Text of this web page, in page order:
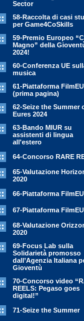
Sector
58-Raccolta di casi
per Game4CoSkills
59-Premio Europeo
Magno” della
2024!
60-Conferenza UE
musica
61-Piattaforma FilmEU
(prima pagina)
62-Seize the Summer
Eures 2024
63-Bando MIUR su
assistenti di lingua
all'estero
64-Concorso RARE
65-Valutazione
2020
66-Piattaforma FilmEU
67-Piattaforma FilmEU
68-Valutazione
2020
69-Focus Lab sulla
Solidarietà promosso
dall’Agenzia Italiana
Gioventù
70-Concorso video
REELS: Pegaso goes
digital!”
71-Seize the Summer